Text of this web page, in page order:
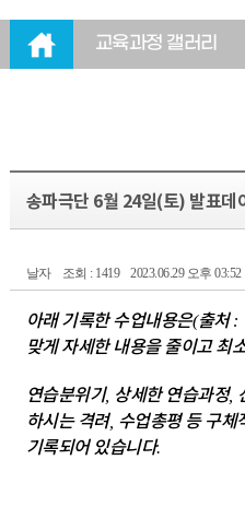
교육과정 갤러리
송파극단 6월 24일(토) 발표데
날자 조회 : 1419 2023.06.29 오후 03:52
아래 기록한 수업내용은(출처:
맞게 자세한 내용을 줄이고 최
연습분위기, 상세한 연습과정,
하시는 격려, 수업총평 등 구체
기록되어 있습니다.